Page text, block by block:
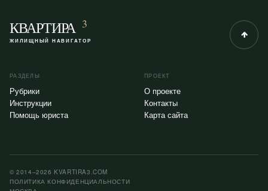
КВАРТИРА 3
ЖИЛИЩНЫЙ НАВИГАТОР
РАЗДЕЛЫ
Рубрики
Инструкции
Помощь юриста
ПРОЕКТ
О проекте
Контакты
Карта сайта
© 2014–2026 KVARTIRA3.COM
ПОЛИТИКА КОНФИДЕНЦИАЛЬНОСТИ